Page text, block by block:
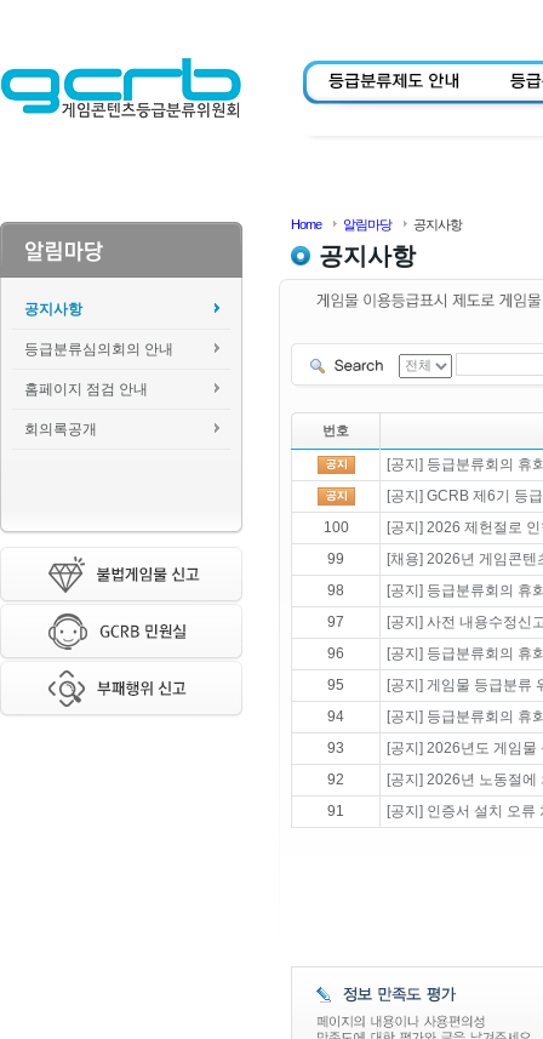
공지사항
등급분류심의회의 안내
홈페이지 점검 안내
회의록공개
Home 알림마당 공지사항
공지사항
번호
[공지] 등급분류회의 휴
[공지] GCRB 제6기 등
100
[공지] 2026 제헌절로
99
[채용] 2026년 게임콘
98
[공지] 등급분류회의 휴
97
[공지] 사전 내용수정신
96
[공지] 등급분류회의 휴
95
[공지] 게임물 등급분류
94
[공지] 등급분류회의 휴
93
[공지] 2026년도 게임
92
[공지] 2026년 노동절에
91
[공지] 인증서 설치 오류